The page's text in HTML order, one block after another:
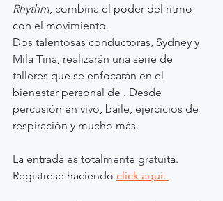
Rhythm , combina el poder del ritmo
con el movimiento.
Dos talentosas conductoras, Sydney y
Mila Tina, realizarán una serie de
talleres que se enfocarán en el
bienestar personal de . Desde
percusión en vivo, baile, ejercicios de
respiración y mucho más.
La entrada es totalmente gratuita.
Regístrese haciendo click aquí.